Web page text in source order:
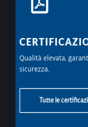
Qualità elevata,
sicurezza.
Tutte le